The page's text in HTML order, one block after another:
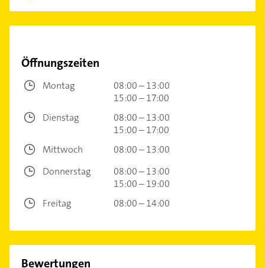
Öffnungszeiten
Montag
08:00 – 13:00
15:00 – 17:00
Dienstag
08:00 – 13:00
15:00 – 17:00
Mittwoch
08:00 – 13:00
Donnerstag
08:00 – 13:00
15:00 – 19:00
Freitag
08:00 – 14:00
Bewertungen